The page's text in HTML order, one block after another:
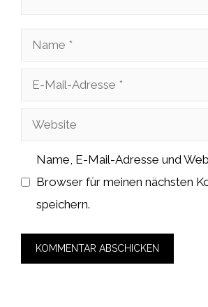
Name
Adresse
Website
Name, E-Mail-Adresse und
Browser für meinen nächsten
speichern.